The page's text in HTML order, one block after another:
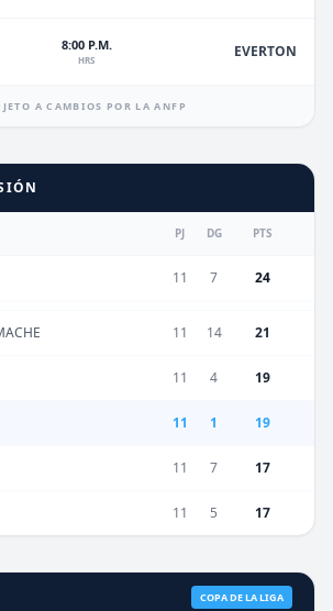
8:00 P.M.
HRS EVERTON
A CAMBIOS POR LA ANFP
PJ DG PTS
11 7 24
11 14 21
11 4 19
11 1 19
11 7 17
11 5 17
COPA DE LA LIGA